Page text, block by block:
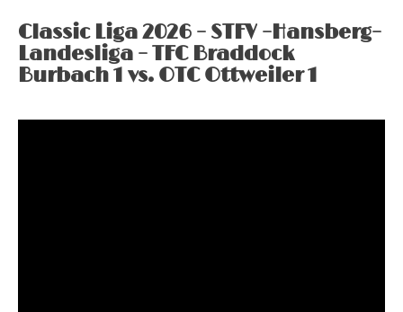
Classic Liga 2026 – STFV –Hansberg–
Landesliga – TFC Braddock
Burbach 1 vs. OTC Ottweiler 1